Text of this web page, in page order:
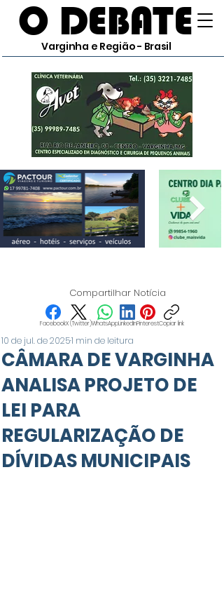
O DEBATE
Varginha e Região - Brasil
Compartilhar Notícia
FacebookX (Twitter)WhatsAppLinkedInPinterestCopiar link
CÂMARA DE VARGINHA
ANALISA PROJETO DE
LEI PARA
REGULARIZAÇÃO DE
DÍVIDAS MUNICIPAIS
10 de jul. de 20251 min de leitura